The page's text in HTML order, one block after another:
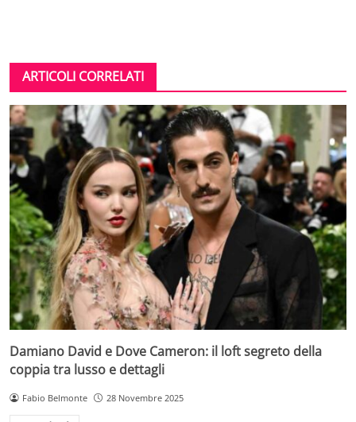
ARTICOLI CORRELATI
Damiano David e Dove Cameron: il loft segreto della
coppia tra lusso e dettagli
Fabio Belmonte 28 Novembre 2025